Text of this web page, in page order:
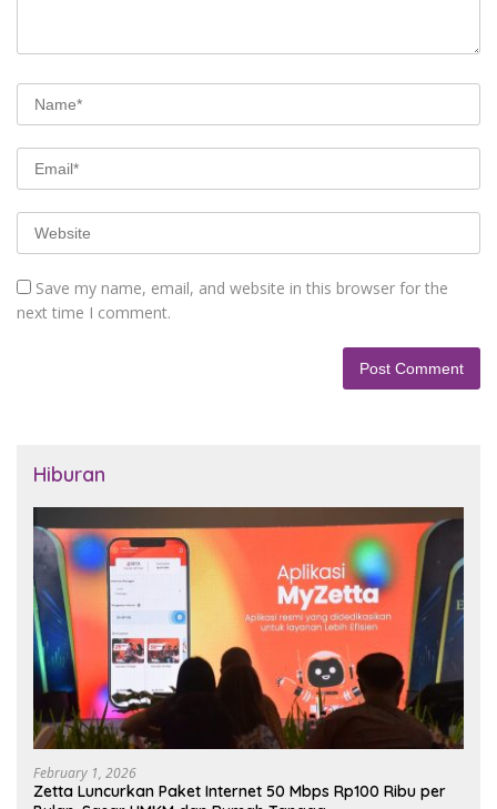
Save my name, email, and website in this browser for the
next time I comment.
Hiburan
February 1, 2026
Zetta Luncurkan Paket Internet 50 Mbps Rp100 Ribu per